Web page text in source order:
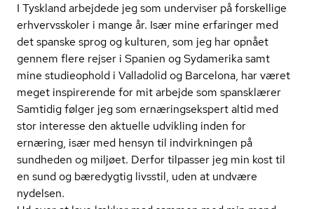
I Tyskland arbejdede jeg som underviser på forskellige
erhvervsskoler i mange år. Især mine erfaringer med
det spanske sprog og kulturen, som jeg har opnået
gennem flere rejser i Spanien og Sydamerika samt
mine studieophold i Valladolid og Barcelona, har været
meget inspirerende for mit arbejde som spansklærer
Samtidig følger jeg som er­næ­rings­eks­pert altid med
stor interesse den aktuelle udvikling inden for
ernæring, især med hensyn til indvirkningen på
sundheden og miljøet. Derfor tilpasser jeg min kost til
en sund og bæredygtig livsstil, uden at undvære
nydelsen.